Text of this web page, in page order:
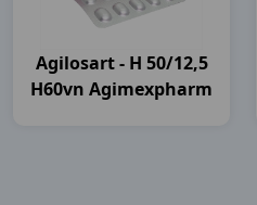
Agilosart - H 50/12,5
H60vn Agimexpharm